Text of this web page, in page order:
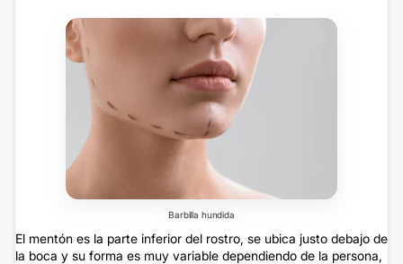
Barbilla hundida
El mentón es la parte inferior del rostro, se ubica justo debajo de
la boca y su forma es muy variable dependiendo de la persona,